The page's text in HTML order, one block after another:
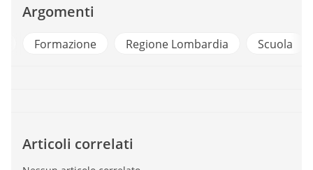
Argomenti
Formazione Regione Lombardia Scuola
Articoli correlati